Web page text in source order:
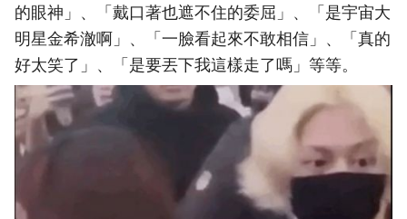
的眼神」、「戴口著也遮不住的委屈」、「是宇宙大
明星金希澈啊」、「一臉看起來不敢相信」、「真的
好太笑了」、「是要丟下我這樣走了嗎」等等。